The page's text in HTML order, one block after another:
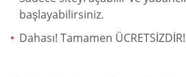
başlayabilirsiniz.
Dahası! Tamamen ÜCRETSİZDİR!